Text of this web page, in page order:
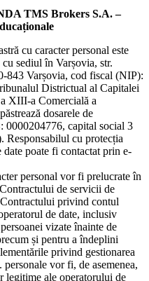
TMS Brokers S.A. –
cu caracter personal este
sediul în Varșovia, str.
843 Varșovia, cod fiscal (NIP):
Districtual al Capitalei
XIII-a Comercială a
dosarele de
0000204776, capital social 3
Responsabilul cu protecția
poate fi contactat prin e-
personal vor fi prelucrate în
de servicii de
privind contul
de date, inclusiv
vizate înainte de
și pentru a îndeplini
privind gestionarea
vor fi, de asemenea,
legitime ale operatorului de